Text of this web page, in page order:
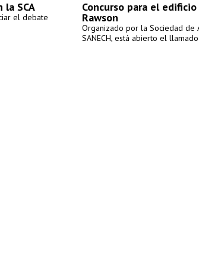
SCA
el debate
Concurso para el
Rawson
Organizado por la Sociedad de
SANECH, está abierto el